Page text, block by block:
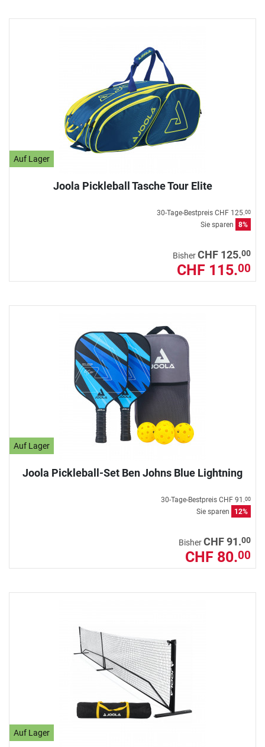
Auf Lager
Joola Pickleball Tasche Tour Elite
30-Tage-Bestpreis CHF 125.00
Sie sparen 8%
BisherCHF 125.00
CHF 115.00
Auf Lager
Joola Pickleball-Set Ben Johns Blue Lightning
30-Tage-Bestpreis CHF 91.00
Sie sparen 12%
BisherCHF 91.00
CHF 80.00
Auf Lager